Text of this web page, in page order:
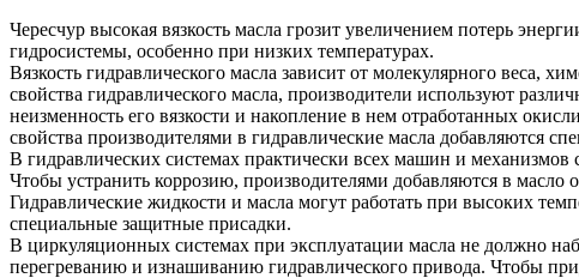
Чересчур высокая вязкость масла грозит увеличением потерь
гидросистемы, особенно при низких температурах.
Вязкость гидравлического масла зависит от молекулярного веса,
свойства гидравлического масла, производители используют
неизменность его вязкости и накопление в нем отработанных
свойства производителями в гидравлические масла добавляются
В гидравлических системах практически всех машин и
Чтобы устранить коррозию, производителями добавляются в
Гидравлические жидкости и масла могут работать при высоких
специальные защитные присадки.
В циркуляционных системах при эксплуатации масла не должно
перегреванию и изнашиванию гидравлического привода. Чтобы